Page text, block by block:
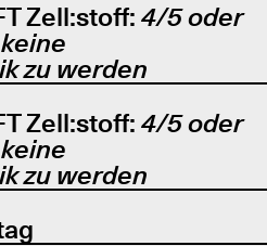
Zell:stoff: 4/5 oder
zu werden
Zell:stoff: 4/5 oder
zu werden